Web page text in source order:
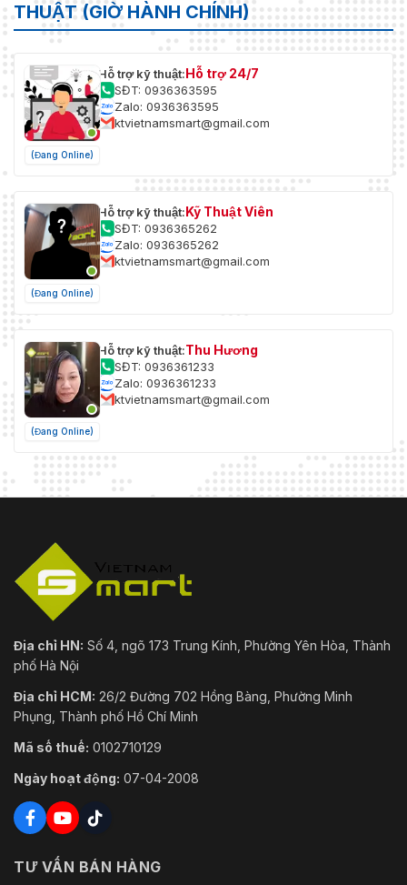
THUẬT (GIỜ HÀNH CHÍNH)
(Đang Online)
Hỗ trợ kỹ thuật:Hỗ trợ 24/7
SĐT: 0936363595
Zalo: 0936363595
ktvietnamsmart@gmail.com
(Đang Online)
Hỗ trợ kỹ thuật:Kỹ Thuật Viên
SĐT: 0936365262
Zalo: 0936365262
ktvietnamsmart@gmail.com
(Đang Online)
Hỗ trợ kỹ thuật:Thu Hương
SĐT: 0936361233
Zalo: 0936361233
ktvietnamsmart@gmail.com
Địa chỉ HN: Số 4, ngõ 173 Trung Kính, Phường Yên Hòa, Thành
phố Hà Nội
Địa chỉ HCM: 26/2 Đường 702 Hồng Bàng, Phường Minh
Phụng, Thành phố Hồ Chí Minh
Mã số thuế: 0102710129
Ngày hoạt động: 07-04-2008
TƯ VẤN BÁN HÀNG